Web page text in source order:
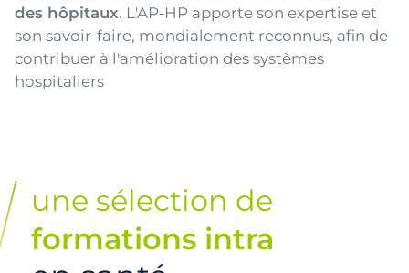
des hôpitaux. L'AP-HP apporte son expertise et
son savoir-faire, mondialement reconnus, afin de
contribuer à l'amélioration des systèmes
hospitaliers
une sélection de
formations intra